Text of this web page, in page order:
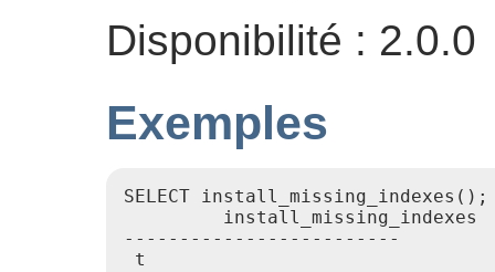
Disponibilité : 2.0.0
Exemples
SELECT install_missing_indexes();
         install_missing_indexes
-------------------------
t